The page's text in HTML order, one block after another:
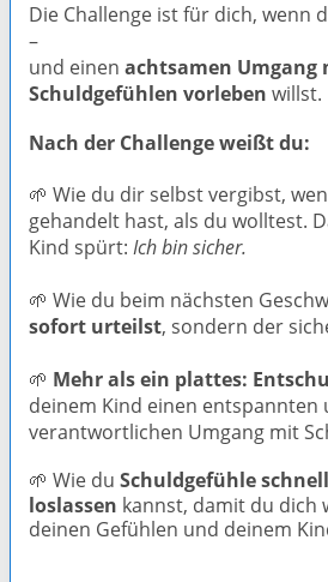
Die Challenge ist für dich, wenn
–
und einen achtsamen Umgang
Schuldgefühlen vorleben willst.
Nach der Challenge weißt du:
🌱 Wie du dir selbst vergibst,
gehandelt hast, als du wolltest.
Kind spürt: Ich bin sicher.
🌱 Wie du beim nächsten
sofort urteilst, sondern der
🌱 Mehr als ein plattes:
deinem Kind einen entspannten
verantwortlichen Umgang mit
🌱 Wie du Schuldgefühle
loslassen kannst, damit du dich
deinen Gefühlen und deinem